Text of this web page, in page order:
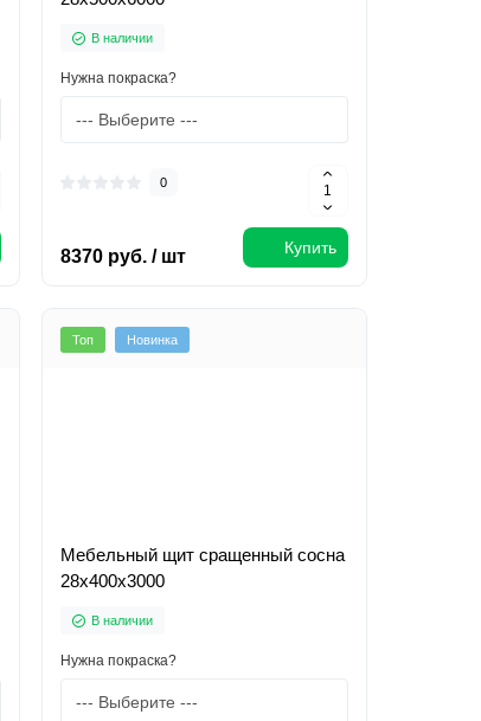
В наличии
Нужна покраска?
0
8370 руб. / шт Купить
Топ Новинка
Мебельный щит сращенный сосна
28х400х3000
В наличии
Нужна покраска?